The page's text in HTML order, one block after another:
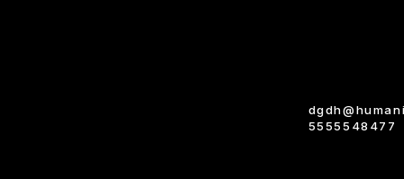
5555548477